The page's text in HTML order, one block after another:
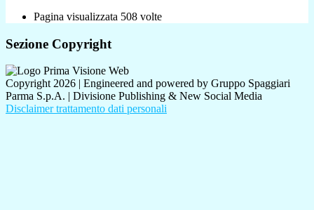
Pagina visualizzata 508 volte
Sezione Copyright
Copyright 2026 | Engineered and powered by Gruppo Spaggiari
Parma S.p.A. | Divisione Publishing & New Social Media
Disclaimer trattamento dati personali